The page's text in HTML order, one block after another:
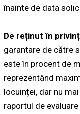
înainte de data
De reținut în
garantare de către
este în procent de
reprezentând
locuinței, dar nu
raportul de